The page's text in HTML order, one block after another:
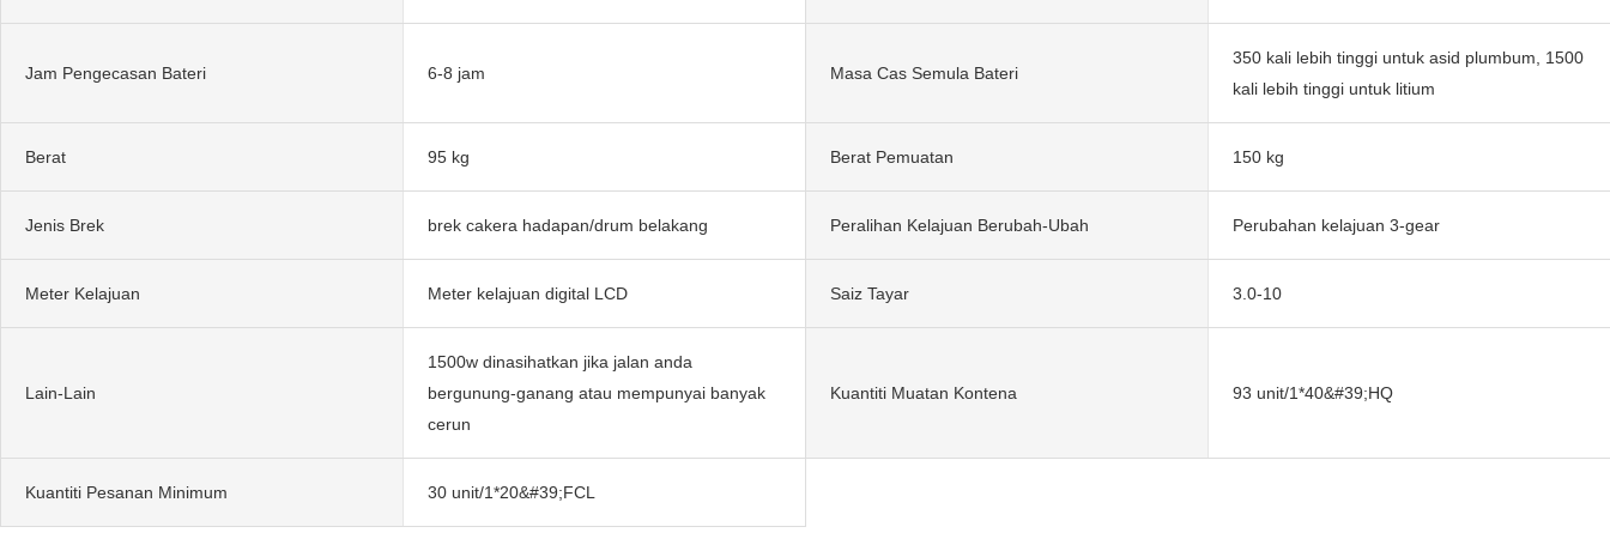
Jam Pengecasan Bateri 6-8 jam Masa Cas Semula Bateri
350 kali lebih tinggi untuk asid plumbum, 1500
kali lebih tinggi untuk litium
Berat 95 kg Berat Pemuatan 150 kg
Jenis Brek brek cakera hadapan/drum belakang Peralihan Kelajuan Berubah-Ubah Perubahan kelajuan 3-gear
Meter Kelajuan Meter kelajuan digital LCD Saiz Tayar 3.0-10
Lain-Lain
1500w dinasihatkan jika jalan anda
bergunung-ganang atau mempunyai banyak
cerun
Kuantiti Muatan Kontena 93 unit/1*40&#39;HQ
Kuantiti Pesanan Minimum 30 unit/1*20&#39;FCL